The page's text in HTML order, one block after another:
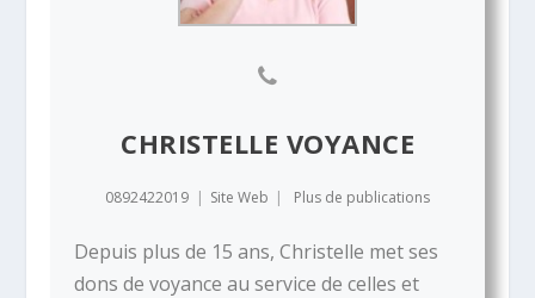
CHRISTELLE VOYANCE
0892422019 | Site Web | Plus de publications
Depuis plus de 15 ans, Christelle met ses
dons de voyance au service de celles et